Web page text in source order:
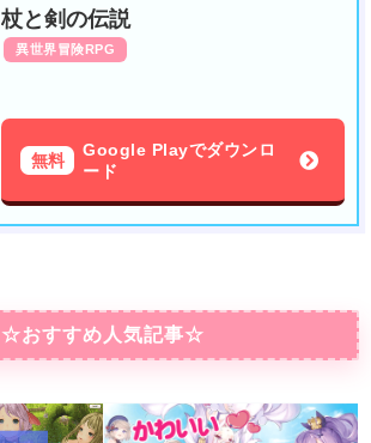
杖と剣の伝説
異世界冒険RPG
無料
Google Playでダウンロ
ード
☆おすすめ人気記事☆